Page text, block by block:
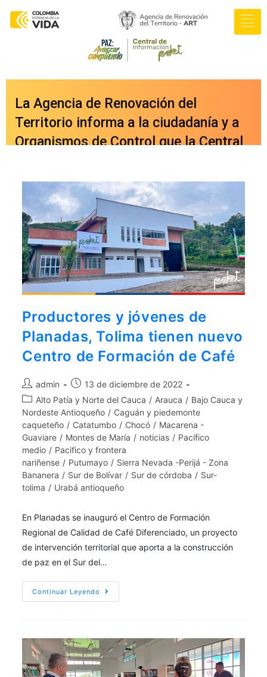
La Agencia de Renovación del
Territorio informa a la ciudadanía y a
Organismos de Control que la Central
una nueva versión integrada a nuestro
portal web
oficial www.renovacionterritorio.gov.co
/central-pdet, a la cual se puede
acceder directamente haciendo clic
aquí.
Por lo tanto, este sitio web
únicamente servirá como repositorio
de información previa al mes de julio
de 2026.
Productores y jóvenes de
Planadas, Tolima tienen nuevo
Centro de Formación de Café
admin
13 de diciembre de 2022
Alto Patía y Norte del Cauca / Arauca / Bajo Cauca y
Nordeste Antioqueño / Caguán y piedemonte
caqueteño / Catatumbo / Chocó / Macarena -
Guaviare / Montes de María / noticias / Pacífico
medio / Pacifico y frontera
nariñense / Putumayo / Sierra Nevada -Perijá - Zona
Bananera / Sur de Bolívar / Sur de córdoba / Sur-
tolima / Urabá antioqueño
En Planadas se inauguró el Centro de Formación
Regional de Calidad de Café Diferenciado, un proyecto
de intervención territorial que aporta a la construcción
de paz en el Sur del…
Continuar Leyendo